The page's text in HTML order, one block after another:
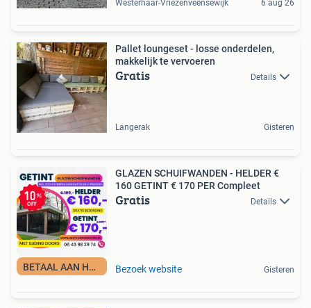
Westerhaar-Vriezenveensewijk 6 aug 26
Pallet loungeset - losse onderdelen,
makkelijk te vervoeren
Gratis Details
Langerak Gisteren
BETAAL AAN HUIS!
GLAZEN SCHUIFWANDEN - HELDER €
160 GETINT € 170 PER Compleet
Gratis Details
Bezoek website Gisteren